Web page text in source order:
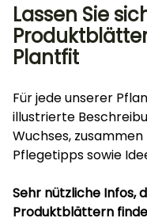
Lassen Sie
Plantfit
Für jede unserer
illustrierte
Wuchses,
Pflegetipps sowie
Sehr nützliche Infos,
Produktblättern